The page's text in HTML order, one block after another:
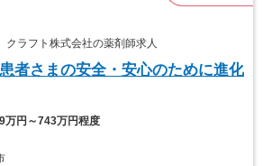
ラフト株式会社の薬剤師求人
者さまの安全・安心のために進化
万円～743万円程度